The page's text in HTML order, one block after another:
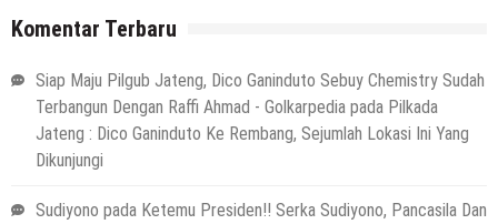
Komentar Terbaru
Siap Maju Pilgub Jateng, Dico Ganinduto Sebuy Chemistry Sudah
Terbangun Dengan Raffi Ahmad - Golkarpedia pada Pilkada
Jateng : Dico Ganinduto Ke Rembang, Sejumlah Lokasi Ini Yang
Dikunjungi
Sudiyono pada Ketemu Presiden!! Serka Sudiyono, Pancasila Dan